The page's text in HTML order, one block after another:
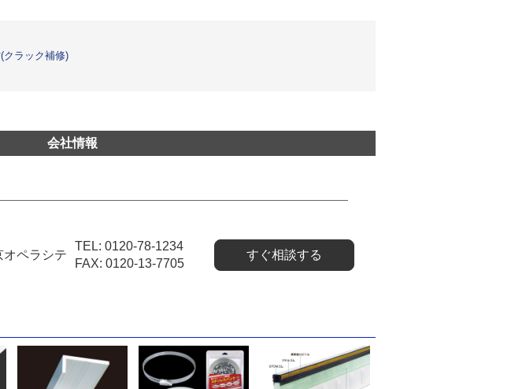
クラック補修)
会社情報
ペラシテ
TEL: 0120-78-1234
FAX: 0120-13-7705
すぐ相談する